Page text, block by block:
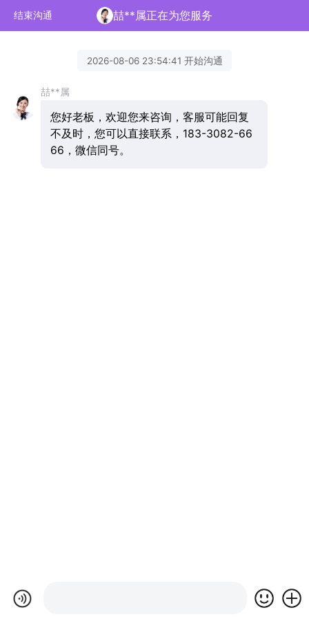
结束沟通 喆**属正在为您服务
2026-08-06 23:54:41 开始沟通
喆**属
您好老板，欢迎您来咨询，客服可能回复
不及时，您可以直接联系，183-3082-66
66，微信同号。